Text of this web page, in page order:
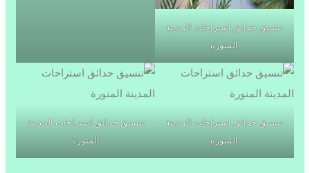
تنسيق حدائق استراحات المدينة
المنورة
تنسيق حدائق استراحات المدينة
المنورة
تنسيق حدائق استراحات المدينة
المنورة